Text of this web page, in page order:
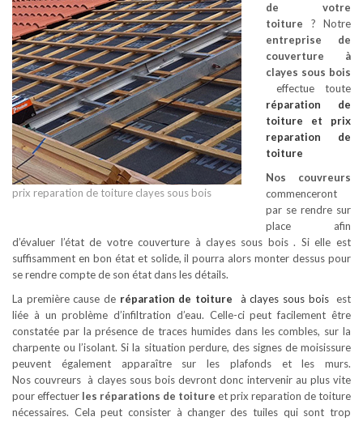
prix reparation de toiture clayes sous bois
de votre
toiture ? Notre
entreprise de
couverture à
clayes sous bois
effectue toute
réparation de
toiture et prix
reparation de
toiture
Nos couvreurs
commenceront
par se rendre sur
place afin
d’évaluer l’état de votre couverture à clayes sous bois . Si elle est
suffisamment en bon état et solide, il pourra alors monter dessus pour
se rendre compte de son état dans les détails.
La première cause de réparation de toiture à clayes sous boisest
liée à un problème d’infiltration d’eau. Celle-ci peut facilement être
constatée par la présence de traces humides dans les combles, sur la
charpente ou l’isolant. Si la situation perdure, des signes de moisissure
peuvent également apparaître sur les plafonds et les murs.
Nos couvreurs à clayes sous bois devront donc intervenir au plus vite
pour effectuer les réparations de toiture et prix reparation de toiture
nécessaires. Cela peut consister à changer des tuiles qui sont trop